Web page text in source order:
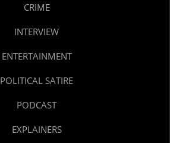
CRIME
INTERVIEW
ENTERTAINMENT
POLITICAL SATIRE
PODCAST
EXPLAINERS